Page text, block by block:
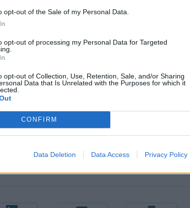
opt-out of the Sale of my Personal Data.
opt-out of processing my Personal Data for Targeted
opt-out of Collection, Use, Retention, Sale, and/or Sharing
Data that Is Unrelated with the Purposes for which it
CONFIRM
Data Deletion Data Access Privacy Policy
καθημερινά επιδρομές drones βαθιά στο
πετρελαίου και αερίου, προκειμένου να
και να πλήξουν την κυριότερη πηγή
ότι η έκταση των ζημιών και οι απώλειες είναι
ρωσικά πλήγματα στην οου εισέβαλε ο ρωσικός